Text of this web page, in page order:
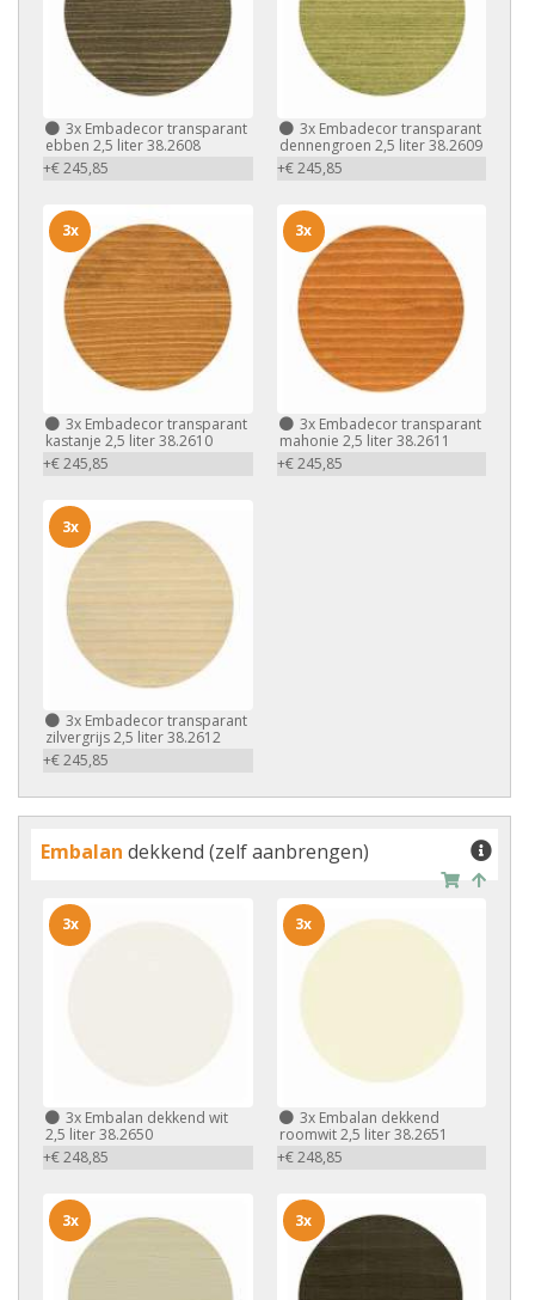
3x Embadecor transparant
ebben 2,5 liter 38.2608
+€ 245,85
3xEmbadecor transparant
dennengroen 2,5 liter 38.2609
+€ 245,85
3x Embadecor transparant
kastanje 2,5 liter 38.2610
+€ 245,85
3x
3xEmbadecor transparant
mahonie 2,5 liter 38.2611
+€ 245,85
3x
3x Embadecor transparant
zilvergrijs 2,5 liter 38.2612
+€ 245,85
3x
Embalan dekkend (zelf aanbrengen)
3x Embalan dekkend wit
2,5 liter 38.2650
+€ 248,85
3x
3xEmbalan dekkend
roomwit 2,5 liter 38.2651
+€ 248,85
3x
3x 3x